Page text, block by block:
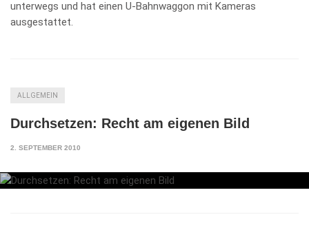
unterwegs und hat einen U-Bahnwaggon mit Kameras
ausgestattet.
ALLGEMEIN
Durchsetzen: Recht am eigenen Bild
2. SEPTEMBER 2010